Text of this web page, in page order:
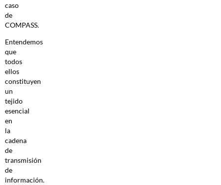
caso
de
COMPASS.
Entendemos
que
todos
ellos
constituyen
un
tejido
esencial
en
la
cadena
de
transmisión
de
información.